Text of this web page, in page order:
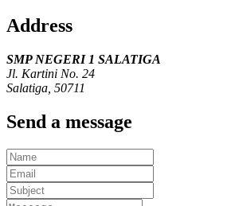
Address
SMP NEGERI 1 SALATIGA
Jl. Kartini No. 24
Salatiga, 50711
Send a message